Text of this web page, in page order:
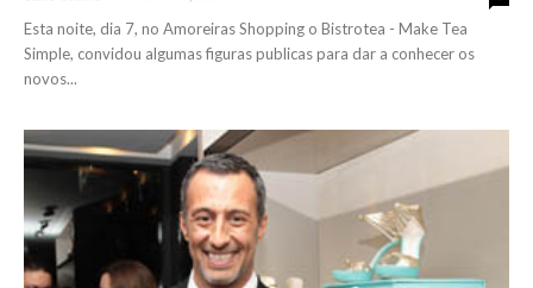
Esta noite, dia 7, no Amoreiras Shopping o Bistrotea - Make Tea
Simple, convidou algumas figuras publicas para dar a conhecer os
novos...